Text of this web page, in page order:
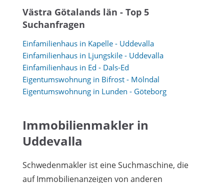
Västra Götalands län - Top 5
Suchanfragen
Einfamilienhaus in Kapelle - Uddevalla
Einfamilienhaus in Ljungskile - Uddevalla
Einfamilienhaus in Ed - Dals-Ed
Eigentumswohnung in Bifrost - Mölndal
Eigentumswohnung in Lunden - Göteborg
Immobilienmakler in
Uddevalla
Schwedenmakler ist eine Suchmaschine, die
auf Immobilienanzeigen von anderen